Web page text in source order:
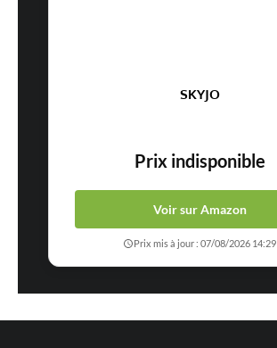
SKYJO
Prix indisponible
Voir sur Amazon
Prix mis à jour : 07/08/2026 14:29